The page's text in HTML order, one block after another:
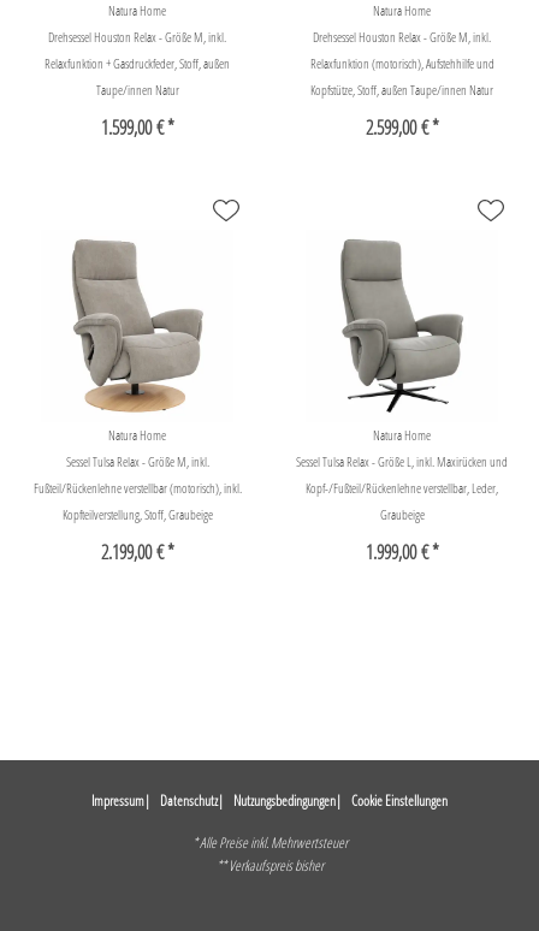
Natura Home
Drehsessel Houston Relax - Größe M, inkl.
Relaxfunktion + Gasdruckfeder, Stoff, außen
Taupe/innen Natur
1.599,00 € *
Natura Home
Drehsessel Houston Relax - Größe M, inkl.
Relaxfunktion (motorisch), Aufstehhilfe und
Kopfstütze, Stoff, außen Taupe/innen Natur
2.599,00 € *
Natura Home
Sessel Tulsa Relax - Größe M, inkl.
Fußteil/Rückenlehne verstellbar (motorisch), inkl.
Kopfteilverstellung, Stoff, Graubeige
2.199,00 € *
Natura Home
Sessel Tulsa Relax - Größe L, inkl. Maxirücken und
Kopf-/Fußteil/Rückenlehne verstellbar, Leder,
Graubeige
1.999,00 € *
Impressum Datenschutz Nutzungsbedingungen Cookie Einstellungen
* Alle Preise inkl. Mehrwertsteuer
** Verkaufspreis bisher